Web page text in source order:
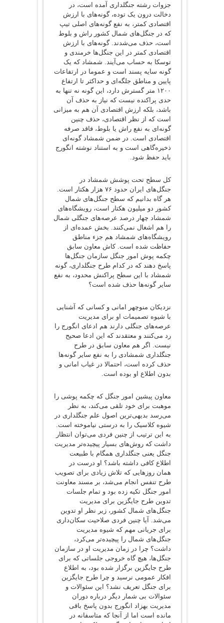
جزوات رشته جنگلداری آمده است، در
دخالت درون یک توده، گونه‌های با ارزش
اقتصادی کمتر، به نفع گونه‌های اصلی تیپ
که در جنگل‌های شمال کشور راش و بلوط
است، حذف می‌شدند. گونه‌های با ارزش
اقتصادی کمتر در این جنگل‌ها خرمندی و
توسکا به حساب می‌آیند. شمشاد که یک
گونه سایه پسند است و عموما در ارتفاعات
پایین و مناطق جلگه‌ای و حداکثر تا ارتفاع
۱۲۰۰ متر گسترش دارد، این گونه نه تنها به
حدی پراکنده نیست که نیاز به حذف آن
باشد، بلکه ارزش اقتصادی آن هم به میزانی
است که از نظر اقتصادی، حذف چنین
گونه‌ای به نفع راش یا بلوط، فاقد صرفه
اقتصادی است. در ضمن شمشاد گونه‌ای
ذخیره‌گاهی است و به استناد نوشته انگورج
باید حفظ شود.
کل سطح تحت پوشش شمشاد در
جنگل‌های ایران حدود ۷۶ هزار هکتار است.
هر گاه بدانیم که سطح جنگل‌های شمال
کشور دو میلیون هکتار است، رویشگاه‌های
شمشاد چهار درصد عرصه‌های جنگلی شمال
را هم اشغال نمی‌کنند. بخش عمده‌ای از
رویشگاه‌های شمشاد هم جزء مناطق
حفاظت شده است. کاش معاون سابق
چکمه پوش امور جنگل سازمان جنگل‌ها
پاسخ دهند که در کدام طرح جنگلداری، گونه
شمشاد با این سطح پراکنش محدود، به نفع
سایر گونه‌ها حذف شده است؟
نزدیکان منوچهر امانی و کسانی که آشنایی
با شیوه تصمیمات او برای مدیریت
عرصه‌های جنگلی دارند هم ادعای انگورج را
رد می‌کنند و معتقدند که این ادعا صحیح
نیست. اگر هم معاون سابق در طرح
جنگلداری شمشادی را به نفع سایر گونه‌ها
حذف کرده است، احتمالا در غیاب امانی و
بدون اطلاع او بوده است.
معاون پیشین امور جنگل که چکمه پوشی را
موهبت برای خود تلقی می‌کند، به نظر
می‌رسد بدیهی‌ترین اصول علم جنگلداری در
شیوه کلاسیک را به درستی نیاموخته است.
به این ترتیب از چنین فردی می‌توان انتظار
داشت که روش‌های بسیار پیچیده‌تر مدیریت
جنگل یعنی جنگلداری همگام با طبیعت
اطلاع کافی داشته باشد؟ او درست در
همان روزهایی که تلاش زیادی برای تصویب
طرح تنفس انجام می‌شد، بر مسند معاونت
امور جنگل تکیه زده بود و تمام جلسات
تدوین طرح جایگزین برای مدیریت
جنگل‌های شمال کشور، زیر نظر او تدوین
می‌شد. آیا چنین فردی صلاحیت سکان‌داری
برای جریانی مهم که شیوه مدیریت
جنگل‌های شمال را پیچیده‌تر می‌کرد،
داشت؟ چرا در زمان مدیریت او در سازمان
جنگل‌ها، هیچ گاه خروجی جلساتی که برای
طرح جایگزین برگزار شده بود، به اطلاع
افکار عمومی نرسید و چرا طرح جایگزین
برای جنگل تعریف نشد؟ این سئوالات و
سئوالات بی شمار دیگر درباره دوران
مدیریت بهزاد انگورج بدون پاسخ باقی
مانده است اما از آنجا که متاسفانه در